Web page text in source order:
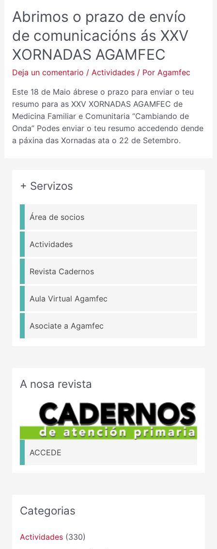
Abrimos o prazo de envío
de comunicacións ás XXV
XORNADAS AGAMFEC
Deja un comentario / Actividades/ Por Agamfec
Este 18 de Maio ábrese o prazo para enviar o teu
resumo para as XXV XORNADAS AGAMFEC de
Medicina Familiar e Comunitaria “Cambiando de
Onda” Podes enviar o teu resumo accedendo dende
a páxina das Xornadas ata o 22 de Setembro.
+ Servizos
Área de socios
Actividades
Revista Cadernos
Aula Virtual Agamfec
Asociate a Agamfec
A nosa revista
ACCEDE
Categorias
Actividades(330)